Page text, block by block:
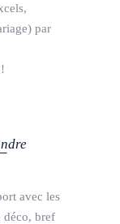
par
avec les
déco, bref